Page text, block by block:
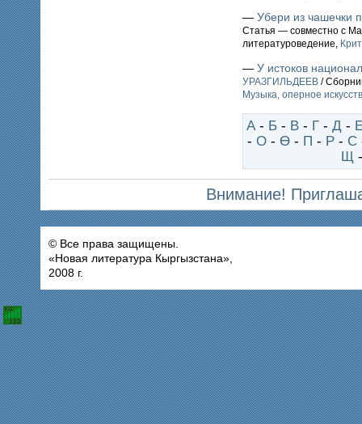
— Убери из чашечки
Статья — совместно с
литературоведение,
— У истоков
УРАЗГИЛЬДЕЕВ /
Музыка, оперное
А - Б - В - Г - Д -
- О- Ө- П - Р- С
Щ
Внимание!
© Все права защищены.
«Новая литература Кыргызстана»,
2008 г.